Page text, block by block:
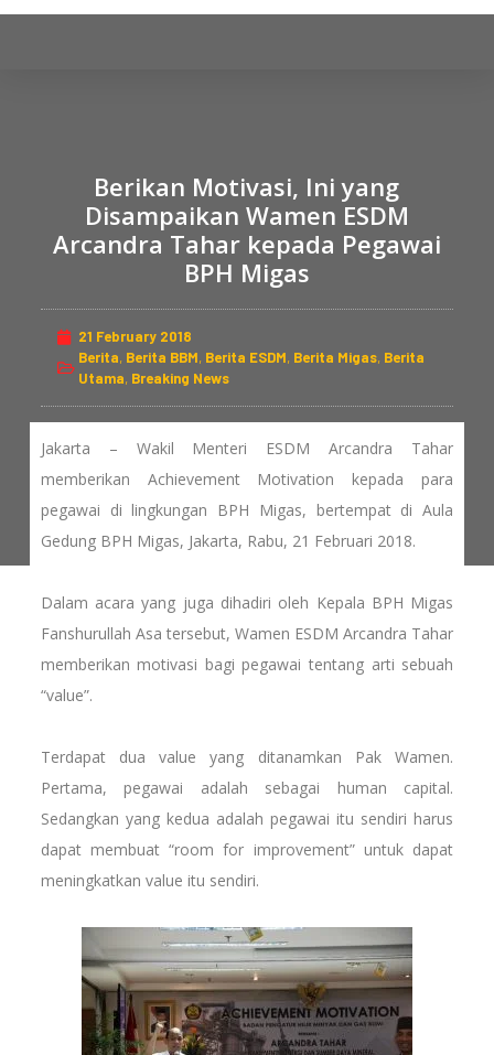
Berikan Motivasi, Ini yang
Disampaikan Wamen ESDM
Arcandra Tahar kepada Pegawai
BPH Migas
21 February 2018
Berita, Berita BBM, Berita ESDM, Berita Migas, Berita
Utama, Breaking News
Jakarta – Wakil Menteri ESDM Arcandra Tahar
memberikan Achievement Motivation kepada para
pegawai di lingkungan BPH Migas, bertempat di Aula
Gedung BPH Migas, Jakarta, Rabu, 21 Februari 2018.
Dalam acara yang juga dihadiri oleh Kepala BPH Migas
Fanshurullah Asa tersebut, Wamen ESDM Arcandra Tahar
memberikan motivasi bagi pegawai tentang arti sebuah
“value”.
Terdapat dua value yang ditanamkan Pak Wamen.
Pertama, pegawai adalah sebagai human capital.
Sedangkan yang kedua adalah pegawai itu sendiri harus
dapat membuat “room for improvement” untuk dapat
meningkatkan value itu sendiri.